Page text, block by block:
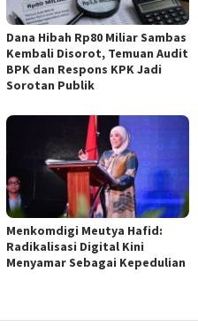
Dana Hibah Rp80 Miliar Sambas
Kembali Disorot, Temuan Audit
BPK dan Respons KPK Jadi
Sorotan Publik
Menkomdigi Meutya Hafid:
Radikalisasi Digital Kini
Menyamar Sebagai Kepedulian